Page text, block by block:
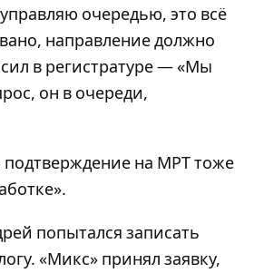
очередью, это всё
направление должно
в регистратуре — «Мы
он в очереди,
на МРТ тоже
попытался записать
«Микс» принял заявку,